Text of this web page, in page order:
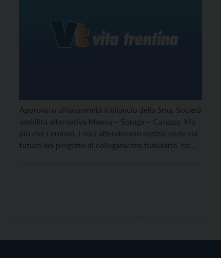
Approvato all'unanimità il bilancio della Sma, Società
mobilità alternativa Moena – Soraga – Carezza. Ma
più che i numeri, i soci attendevano notizie certe sul
futuro del progetto di collegamento funiviario, fermo